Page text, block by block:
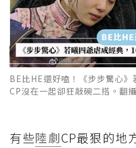
BE比HE還好嗑！《步步驚心
CP沒在一起卻狂敲碗二搭。翻
有些陸劇CP最狠的地